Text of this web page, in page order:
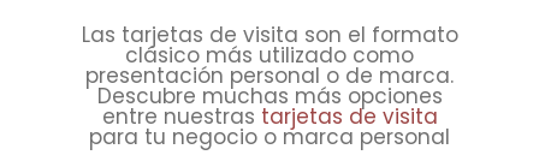
Las tarjetas de visita son el formato
clásico más utilizado como
presentación personal o de marca.
Descubre muchas más opciones
entre nuestras tarjetas de visita
para tu negocio o marca personal